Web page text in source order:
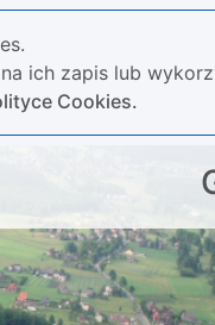
ich zapis lub
Cookies.